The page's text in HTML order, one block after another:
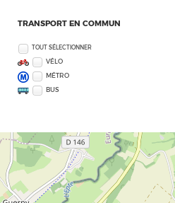
TRANSPORT EN COMMUN
TOUT SÉLECTIONNER
VÉLO
MÉTRO
BUS